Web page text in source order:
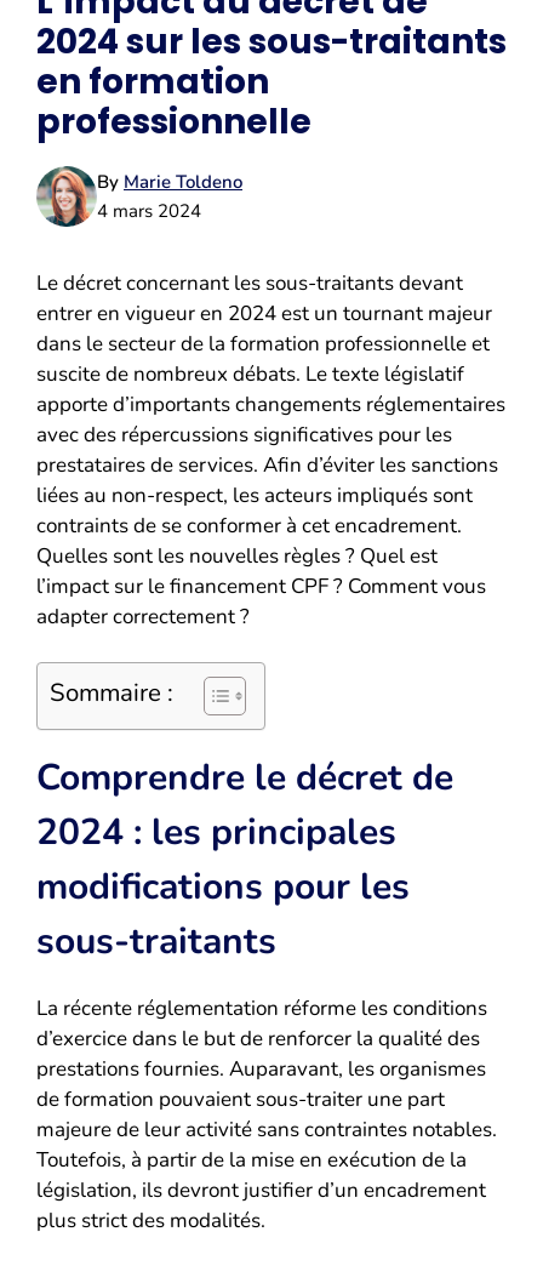
2024 sur les sous-traitants
en formation
professionnelle
By Marie Toldeno
4 mars 2024
Le décret concernant les sous-traitants devant
entrer en vigueur en 2024 est un tournant majeur
dans le secteur de la formation professionnelle et
suscite de nombreux débats. Le texte législatif
apporte d’importants changements réglementaires
avec des répercussions significatives pour les
prestataires de services. Afin d’éviter les sanctions
liées au non-respect, les acteurs impliqués sont
contraints de se conformer à cet encadrement.
Quelles sont les nouvelles règles ? Quel est
l’impact sur le financement CPF ? Comment vous
adapter correctement ?
Sommaire :
Comprendre le décret de
2024 : les principales
modifications pour les
sous-traitants
La récente réglementation réforme les conditions
d’exercice dans le but de renforcer la qualité des
prestations fournies. Auparavant, les organismes
de formation pouvaient sous-traiter une part
majeure de leur activité sans contraintes notables.
Toutefois, à partir de la mise en exécution de la
législation, ils devront justifier d’un encadrement
plus strict des modalités.